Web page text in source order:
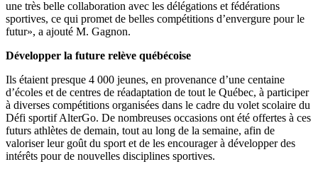
une très belle collaboration avec les délégations et fédérations
sportives, ce qui promet de belles compétitions d’envergure pour le
futur», a ajouté M. Gagnon.
Développer la future relève québécoise
Ils étaient presque 4 000 jeunes, en provenance d’une centaine
d’écoles et de centres de réadaptation de tout le Québec, à participer
à diverses compétitions organisées dans le cadre du volet scolaire du
Défi sportif AlterGo. De nombreuses occasions ont été offertes à ces
futurs athlètes de demain, tout au long de la semaine, afin de
valoriser leur goût du sport et de les encourager à développer des
intérêts pour de nouvelles disciplines sportives.